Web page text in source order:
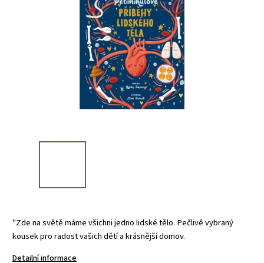
"Zde na světě máme všichni jedno lidské tělo. Pečlivě vybraný
kousek pro radost vašich dětí a krásnější domov.
Detailní informace